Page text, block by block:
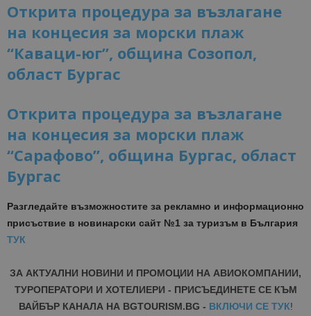
Открита процедура за възлагане
на концесия за морски плаж
“Каваци-юг”, община Созопол,
област Бургас
Открита процедура за възлагане
на концесия за морски плаж
“Сарафово”, община Бургас, област
Бургас
Разгледайте възможностите за рекламно и информационно
присъствие в новинарски сайт №1 за туризъм в България
ТУК
ЗА АКТУАЛНИ НОВИНИ И ПРОМОЦИИ НА АВИОКОМПАНИИ,
ТУРОПЕРАТОРИ И ХОТЕЛИЕРИ - ПРИСЪЕДИНЕТЕ СЕ КЪМ
ВАЙБЪР КАНАЛА НА BGTOURISM.BG - ВКЛЮЧИ СЕ ТУК!